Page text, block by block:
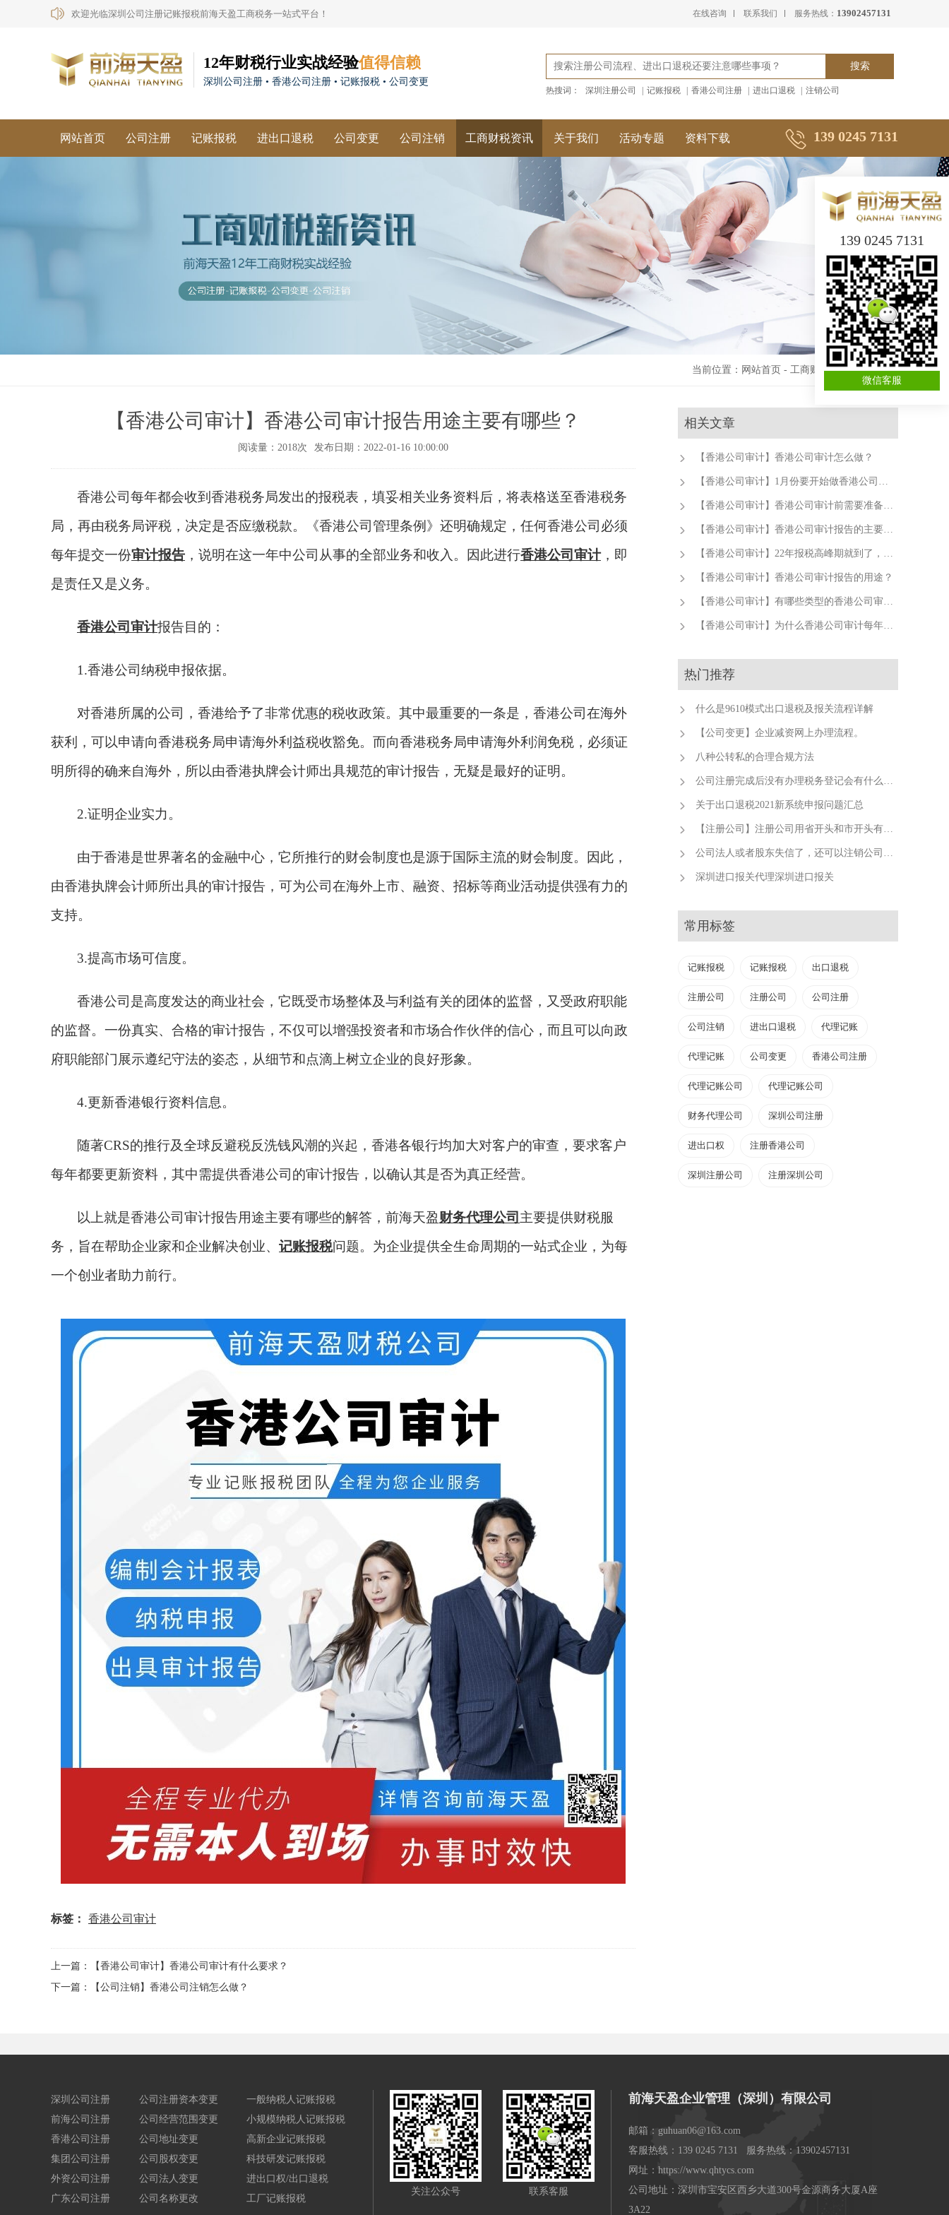
欢迎光临深圳公司注册记账报税前海天盈工商税务一站式平台！ 在线咨询 联系我们 服务热线： 13902457131
12年财税行业实战经验值得信赖
深圳公司注册 • 香港公司注册 • 记账报税 • 公司变更
热搜词： 深圳注册公司 记账报税 香港公司注册 进出口退税 注销公司
网站首页 公司注册 记账报税 进出口退税 公司变更 公司注销 工商财税资讯 关于我们 活动专题 资料下载 139 0245 7131
当前位置： 网站首页 - 工商财税资讯-记账报税
【香港公司审计】香港公司审计报告用途主要有哪些？
阅读量：2018次 发布日期：2022-01-16 10:00:00
香港公司每年都会收到香港税务局发出的报税表，填妥相关业务资料后，将表格送至香港税务
局，再由税务局评税，决定是否应缴税款。《香港公司管理条例》还明确规定，任何香港公司必须
每年提交一份审计报告 ，说明在这一年中公司从事的全部业务和收入。因此进行香港公司审计，即
是责任又是义务。
香港公司审计报告目的：
1.香港公司纳税申报依据。
对香港所属的公司，香港给予了非常优惠的税收政策。其中最重要的一条是，香港公司在海外
获利，可以申请向香港税务局申请海外利益税收豁免。而向香港税务局申请海外利润免税，必须证
明所得的确来自海外，所以由香港执牌会计师出具规范的审计报告，无疑是最好的证明。
2.证明企业实力。
由于香港是世界著名的金融中心，它所推行的财会制度也是源于国际主流的财会制度。因此，
由香港执牌会计师所出具的审计报告，可为公司在海外上市、融资、招标等商业活动提供强有力的
支持。
3.提高市场可信度。
香港公司是高度发达的商业社会，它既受市场整体及与利益有关的团体的监督，又受政府职能
的监督。一份真实、合格的审计报告，不仅可以增强投资者和市场合作伙伴的信心，而且可以向政
府职能部门展示遵纪守法的姿态，从细节和点滴上树立企业的良好形象。
4.更新香港银行资料信息。
随著CRS的推行及全球反避税反洗钱风潮的兴起，香港各银行均加大对客户的审查，要求客户
每年都要更新资料，其中需提供香港公司的审计报告，以确认其是否为真正经营。
以上就是香港公司审计报告用途主要有哪些的解答，前海天盈财务代理公司 主要提供财税服
务，旨在帮助企业家和企业解决创业、 记账报税问题。为企业提供全生命周期的一站式企业，为每
一个创业者助力前行。
标签： 香港公司审计
上一篇：【香港公司审计】香港公司审计有什么要求？
下一篇：【公司注销】香港公司注销怎么做？
相关文章
【香港公司审计】香港公司审计怎么做？
【香港公司审计】1月份要开始做香港公司审计，那都要准备什么资料呢？
【香港公司审计】香港公司审计前需要准备的资料以及程序
【香港公司审计】香港公司审计报告的主要内容及注意事项
【香港公司审计】22年报税高峰期就到了，要尽快安排香港公司审计事项啦！
【香港公司审计】香港公司审计报告的用途？
【香港公司审计】有哪些类型的香港公司审计报告？
【香港公司审计】为什么香港公司审计每年都要做？
热门推荐
什么是9610模式出口退税及报关流程详解
【公司变更】企业减资网上办理流程。
八种公转私的合理合规方法
公司注册完成后没有办理税务登记会有什么后果？
关于出口退税2021新系统申报问题汇总
【注册公司】注册公司用省开头和市开头有什么不同？
公司法人或者股东失信了，还可以注销公司吗？
深圳进口报关代理深圳进口报关
常用标签
记账报税 记账报税 出口退税
注册公司 注册公司 公司注册
公司注销 进出口退税 代理记账
代理记账 公司变更 香港公司注册
代理记账公司 代理记账公司
财务代理公司 深圳公司注册
进出口权 注册香港公司
深圳注册公司 注册深圳公司
深圳公司注册
前海公司注册
香港公司注册
集团公司注册
外资公司注册
广东公司注册
公司注册资本变更
公司经营范围变更
公司地址变更
公司股权变更
公司法人变更
公司名称更改
一般纳税人记账报税
小规模纳税人记账报税
高新企业记账报税
科技研发记账报税
进出口权/出口退税
工厂记账报税
关注公众号 联系客服
前海天盈企业管理（深圳）有限公司
邮箱：guhuan06@163.com
客服热线：139 0245 7131 服务热线：13902457131
网址：https://www.qhtycs.com
公司地址：深圳市宝安区西乡大道300号金源商务大厦A座
3A22
139 0245 7131
微信客服